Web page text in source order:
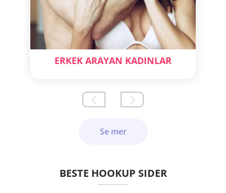
ERKEK ARAYAN KADINLAR
Se mer
BESTE HOOKUP SIDER